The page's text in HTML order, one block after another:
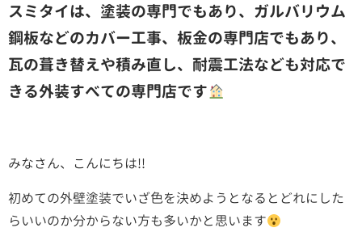
スミタイは、塗装の専門でもあり、ガルバリウム
鋼板などのカバー工事、板金の専門店でもあり、
瓦の葺き替えや積み直し、耐震工法なども対応で
きる外装すべての専門店です
みなさん、こんにちは!!
初めての外壁塗装でいざ色を決めようとなるとどれにした
らいいのか分からない方も多いかと思います